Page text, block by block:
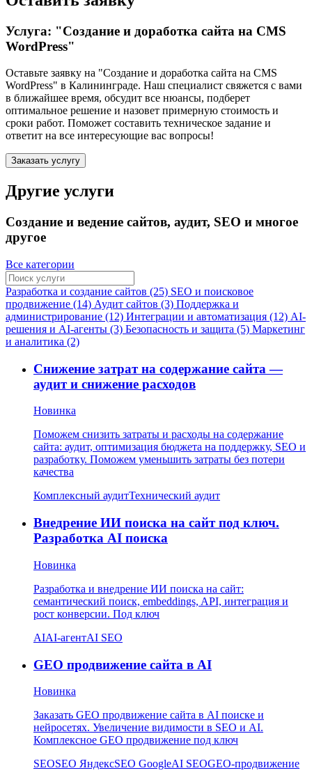
Услуга: "Создание и доработка сайта на CMS
WordPress"
Оставьте заявку на "Создание и доработка сайта на CMS
WordPress" в Калининграде. Наш специалист свяжется с вами
в ближайшее время, обсудит все нюансы, подберет
оптимальное решение и назовет примерную стоимость и
сроки работ. Поможет составить техническое задание и
ответит на все интересующие вас вопросы!
Заказать услугу
Другие услуги
Создание и ведение сайтов, аудит, SEO и многое
другое
Все категории
Разработка и создание сайтов (25) SEO и поисковое
продвижение (14) Аудит сайтов (3) Поддержка и
администрирование (12) Интеграции и автоматизация (12) AI-
решения и AI-агенты (3) Безопасность и защита (5) Маркетинг
и аналитика (2)
Снижение затрат на содержание сайта —
аудит и снижение расходов
Новинка
Поможем снизить затраты и расходы на содержание
сайта: аудит, оптимизация бюджета на поддержку, SEO и
разработку. Поможем уменьшить затраты без потери
качества
Комплексный аудитТехнический аудит
Внедрение ИИ поиска на сайт под ключ.
Разработка AI поиска
Новинка
Разработка и внедрение ИИ поиска на сайт:
семантический поиск, embeddings, API, интеграция и
рост конверсии. Под ключ
AIAI-агентAI SEO
GEO продвижение сайта в AI
Новинка
Заказать GEO продвижение сайта в AI поиске и
нейросетях. Увеличение видимости в SEO и AI.
Комплексное GEO продвижение под ключ
SEOSEO ЯндексSEO GoogleAI SEOGEO-продвижение